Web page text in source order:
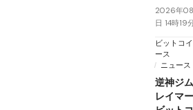
2026年
日 14時19
ビットコ
ース
ニュース
逆神ジ
レイマー